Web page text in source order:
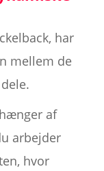
har
mellem de
af
arbejder
hvor